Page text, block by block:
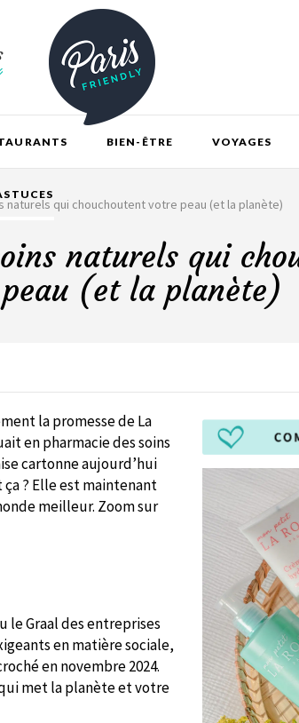
BIEN-ÊTRE VOYAGES
naturels qui chouchoutent votre peau (et la planète)
naturels qui
(et la planète)
la promesse de La
en pharmacie des soins
cartonne aujourd’hui
? Elle est maintenant
meilleur. Zoom sur
le Graal des entreprises
en matière sociale,
en novembre 2024.
met la planète et votre